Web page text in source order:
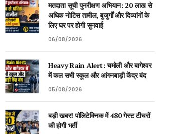
मतदाता सूची पुनरीक्षण अभियान: 20 लाख से
अधिक नोटिस तामील, बुजुर्गों और दिव्यांगों के
लिए घर पर होगी सुनवाई
06/08/2026
Heavy Rain Alert: चमोली और बागेश्वर
में कल सभी स्कूल और आंगनबाड़ी केंद्र बंद
05/08/2026
बड़ी खबर! पॉलिटेक्निक में 480 गेस्ट टीचरों
की होगी भर्ती